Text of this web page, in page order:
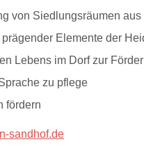
von Siedlungsräumen
Elemente der
Lebens im Dorf zur
zu pflege
fördern
sandhof.de